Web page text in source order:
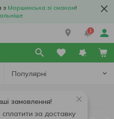
з Моршинська зі смаком!
1
Популярні
замовлення!
за доставку
алкоголь Саке